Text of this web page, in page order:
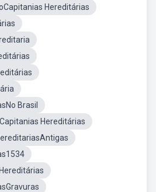
Hereditárias
Brasil
Hereditárias